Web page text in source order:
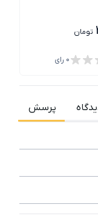
تومان
0 رای
پرسش